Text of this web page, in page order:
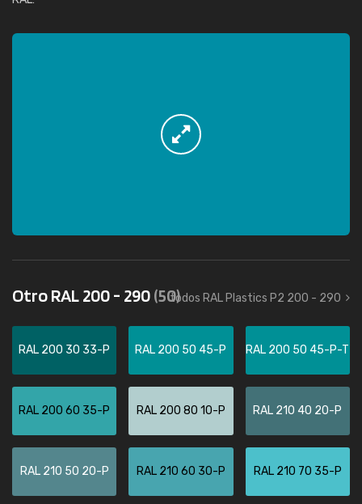
Otro RAL 200 - 290(50)todos RAL Plastics P2 200 - 290
RAL 200 30 33-P RAL 200 50 45-P RAL 200 50 45-P-T
RAL 200 60 35-P RAL 200 80 10-P RAL 210 40 20-P
RAL 210 50 20-P RAL 210 60 30-P RAL 210 70 35-P